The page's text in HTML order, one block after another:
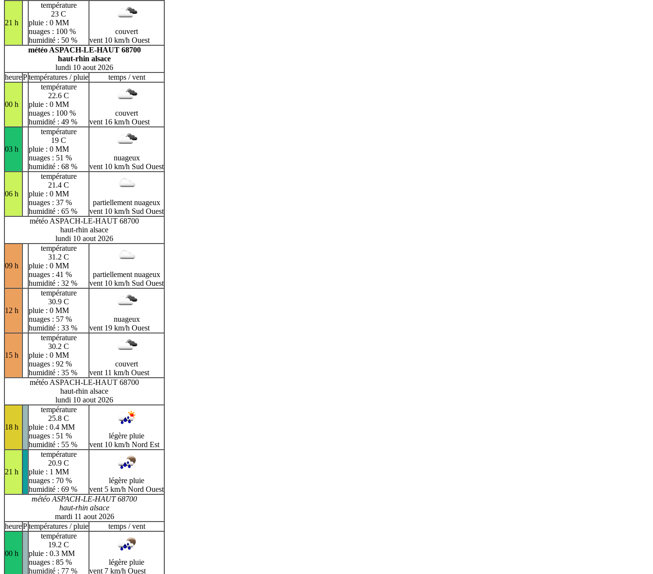
21 h
température
23 C
pluie : 0 MM
nuages : 100 %
humidité : 50 %
couvert
vent 10 km/h Ouest
météo ASPACH-LE-HAUT 68700
haut-rhin alsace
lundi 10 aout 2026
heurePtempératures / pluie temps / vent
00 h
température
22.6 C
pluie : 0 MM
nuages : 100 %
humidité : 49 %
couvert
vent 16 km/h Ouest
03 h
température
19 C
pluie : 0 MM
nuages : 51 %
humidité : 68 %
nuageux
vent 10 km/h Sud Ouest
06 h
température
21.4 C
pluie : 0 MM
nuages : 37 %
humidité : 65 %
partiellement nuageux
vent 10 km/h Sud Ouest
météo ASPACH-LE-HAUT 68700
haut-rhin alsace
lundi 10 aout 2026
09 h
température
31.2 C
pluie : 0 MM
nuages : 41 %
humidité : 32 %
partiellement nuageux
vent 10 km/h Sud Ouest
12 h
température
30.9 C
pluie : 0 MM
nuages : 57 %
humidité : 33 %
nuageux
vent 19 km/h Ouest
15 h
température
30.2 C
pluie : 0 MM
nuages : 92 %
humidité : 35 %
couvert
vent 11 km/h Ouest
météo ASPACH-LE-HAUT 68700
haut-rhin alsace
lundi 10 aout 2026
18 h
température
25.8 C
pluie : 0.4 MM
nuages : 51 %
humidité : 55 %
légère pluie
vent 10 km/h Nord Est
21 h
température
20.9 C
pluie : 1 MM
nuages : 70 %
humidité : 69 %
légère pluie
vent 5 km/h Nord Ouest
météo ASPACH-LE-HAUT 68700
haut-rhin alsace
mardi 11 aout 2026
heurePtempératures / pluie temps / vent
00 h
température
19.2 C
pluie : 0.3 MM
nuages : 85 %
humidité : 77 %
légère pluie
vent 7 km/h Ouest